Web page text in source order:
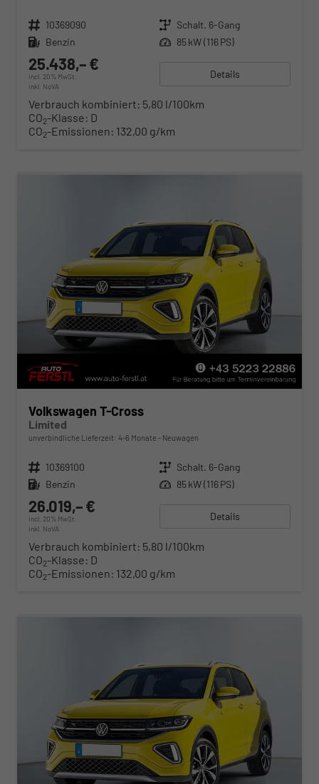
Fahrzeugnr. 10369090 Getriebe Schalt. 6-Gang
Kraftstoff Benzin Leistung 85 kW (116 PS)
25.438,– €
incl. 20% MwSt.
inkl. NoVA
Details
Verbrauch kombiniert: 5,80 l/100km
CO2-Klasse: D
CO2-Emissionen: 132,00 g/km
Volkswagen T-Cross
Limited
unverbindliche Lieferzeit: 4-6 Monate Neuwagen
Fahrzeugnr. 10369100 Getriebe Schalt. 6-Gang
Kraftstoff Benzin Leistung 85 kW (116 PS)
26.019,– €
incl. 20% MwSt.
inkl. NoVA
Details
Verbrauch kombiniert: 5,80 l/100km
CO2-Klasse: D
CO2-Emissionen: 132,00 g/km